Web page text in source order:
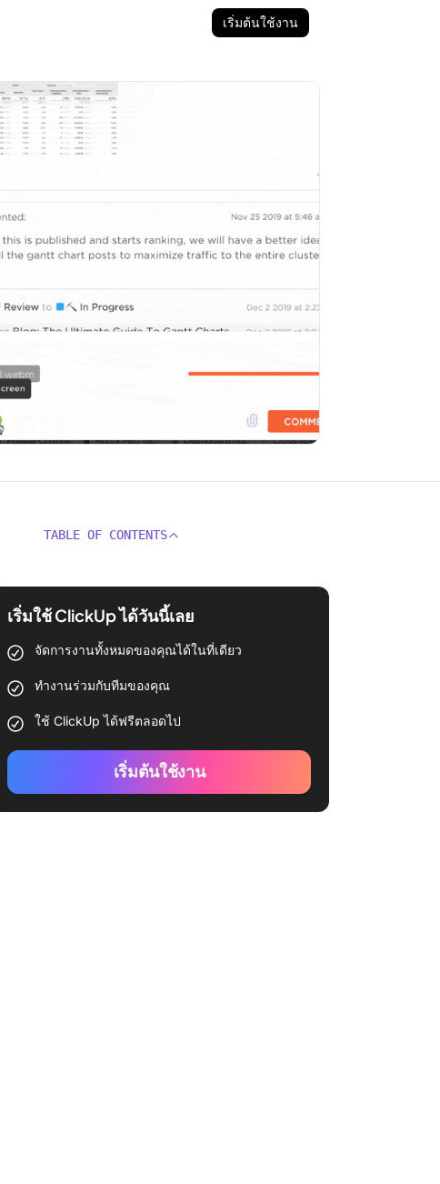
เริ่มต้นใช้งาน
TABLE OF CONTENTS
เริ่มใช้ ClickUp ได้วันนี้เลย
จัดการงานทั้งหมดของคุณได้ในที่เดียว
ทำงานร่วมกับทีมของคุณ
ใช้ ClickUp ได้ฟรีตลอดไป
เริ่มต้นใช้งาน